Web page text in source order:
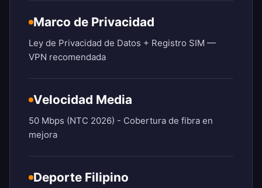
Marco de Privacidad
Ley de Privacidad de Datos + Registro SIM —
VPN recomendada
Velocidad Media
50 Mbps (NTC 2026) - Cobertura de fibra en
mejora
Deporte Filipino